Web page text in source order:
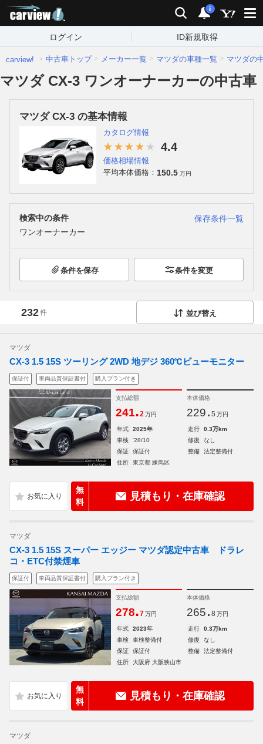
検索 通知
i
ログイン ID新規取得
carview! 中古車トップ メーカー一覧 マツダの車種一覧 マツダの
マツダ CX-3 ワンオーナーカーの中古車
マツダ CX-3 の基本情報
カタログ情報
4.4
価格相場情報
平均本体価格： 150.5 万円
検索中の条件
保存条件一覧
ワンオーナーカー
条件を保存 条件を変更
232件 並び替え
マツダ
CX-3 1.5 15S ツーリング 2WD 地デジ 360℃ビューモニター
保証付 車両品質保証書付 購入プラン付き
支払総額
241.2 万円
本体価格
229. 5 万円
年式 2025年 走行
0.3万km
車検
'28/10 修復
なし
保証
保証付 整備
法定整備付
住所
東京都 練馬区
無
料
見積もり・在庫確認
マツダ
CX-3 1.5 15S スーパー エッジー マツダ認定中古車 ドラレ
コ・ETC付禁煙車
保証付 車両品質保証書付 購入プラン付き
支払総額
278.7 万円
本体価格
265. 8 万円
年式 2023年 走行
0.3万km
車検
車検整備付 修復
なし
保証
保証付 整備
法定整備付
住所
大阪府 大阪狭山市
無
料
見積もり・在庫確認
マツダ